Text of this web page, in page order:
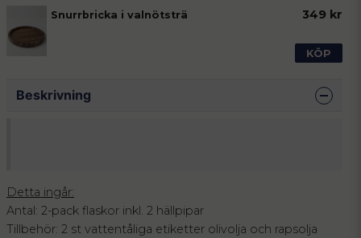
Snurrbricka i valnötsträ 349 kr
KÖP
Beskrivning
Detta ingår:
Antal: 2-pack flaskor inkl. 2 hällpipar
Tillbehör: 2 st vattentåliga etiketter olivolja och rapsolja